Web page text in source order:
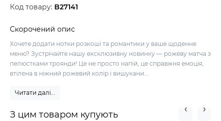
Код товару: B27141
Скорочений опис
Хочете додати нотки розкоші та романтики у ваше щоденне
меню? Зустрічайте нашу ексклюзивну новинку — рожеву матча з
пелюстками троянди! Це не просто напій, це справжня емоція,
втілена в ніжний рожевий колір і вишукани...
Читати далі...
З цим товаром купують